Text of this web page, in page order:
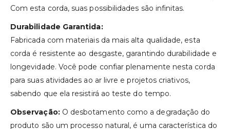
Com esta corda, suas possibilidades são infinitas.
Durabilidade Garantida:
Fabricada com materiais da mais alta qualidade, esta
corda é resistente ao desgaste, garantindo durabilidade e
longevidade. Você pode confiar plenamente nesta corda
para suas atividades ao ar livre e projetos criativos,
sabendo que ela resistirá ao teste do tempo.
Observação:O desbotamento como a degradação do
produto são um processo natural, é uma característica do